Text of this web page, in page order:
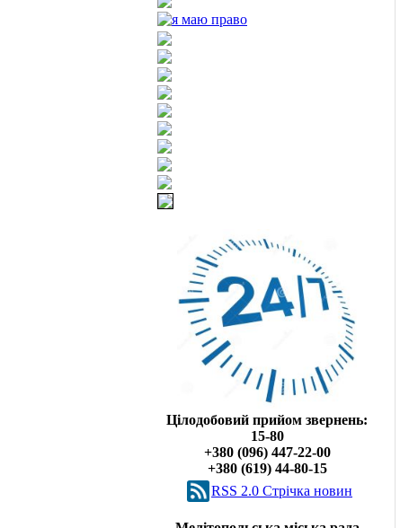
Цілодобовий прийом звернень:
15-80
+380 (096) 447-22-00
+380 (619) 44-80-15
RSS 2.0 Cтрічка новин